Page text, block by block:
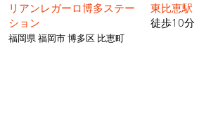
リアンレガーロ博多ステー
ション
福岡県 福岡市 博多区 比恵町
東比恵駅
徒歩10分